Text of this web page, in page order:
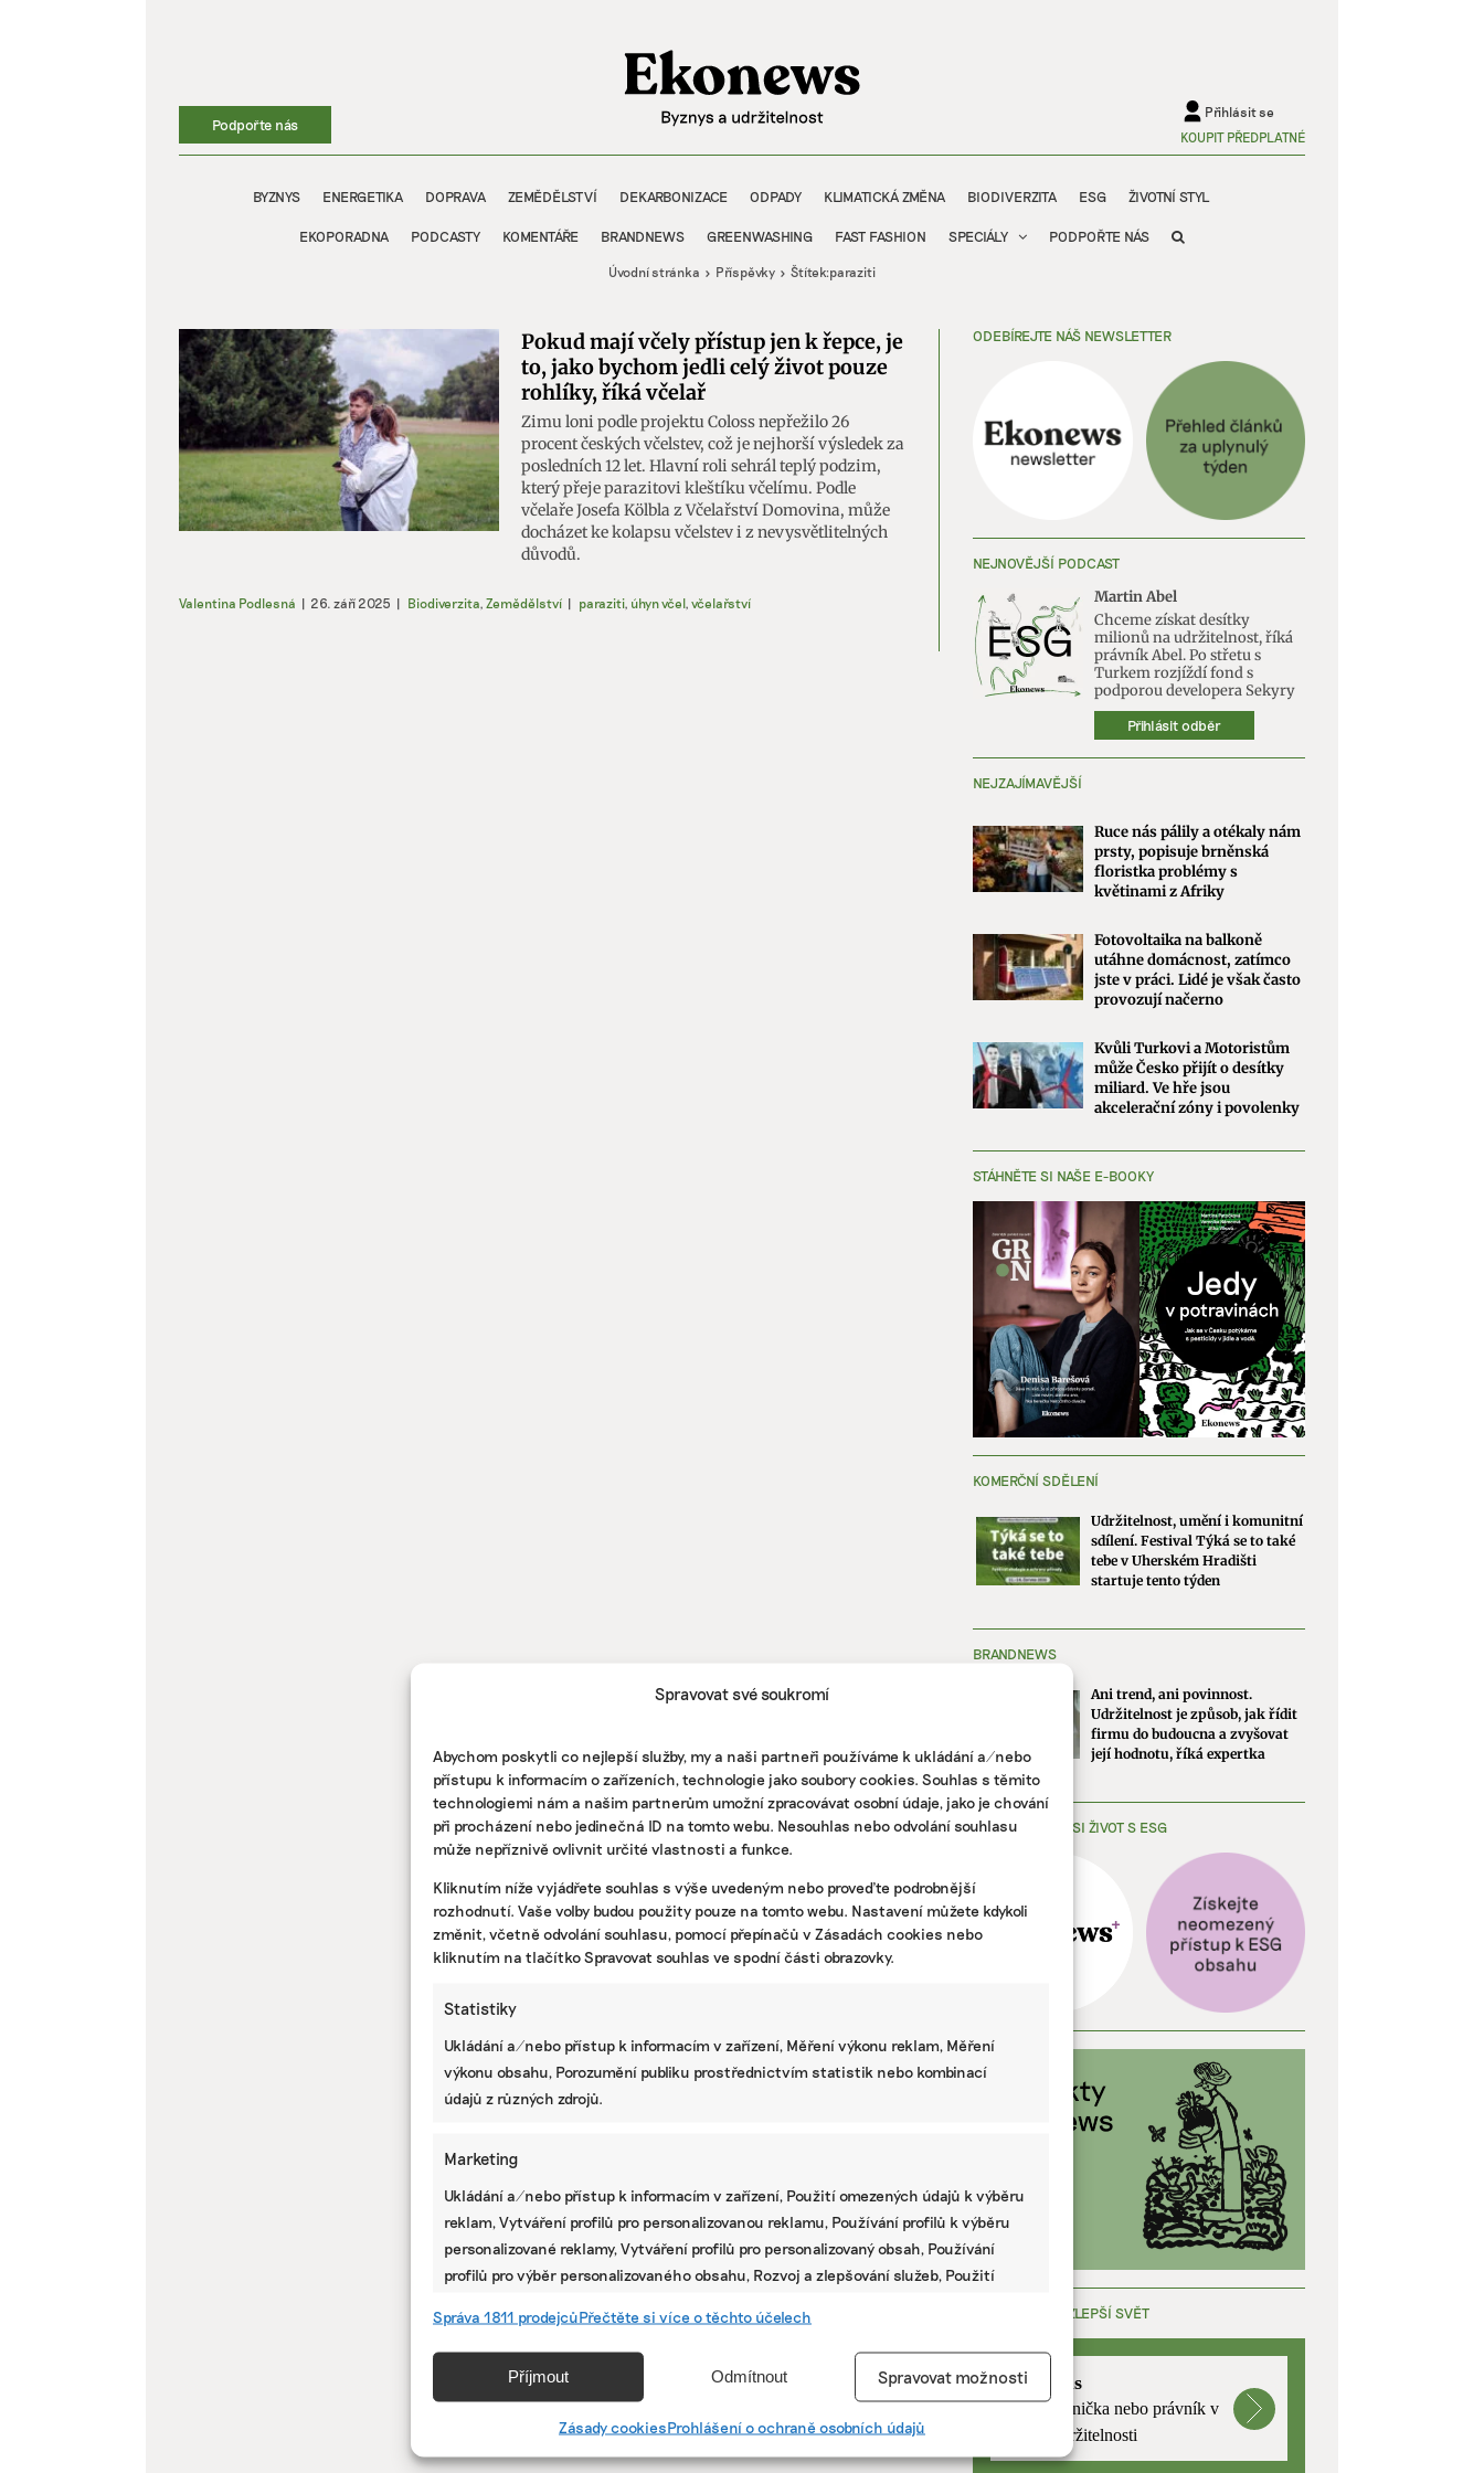
Spravovat své soukromí
Abychom poskytli co nejlepší služby, my a naši partneři používáme k ukládání a/nebo
přístupu k informacím o zařízeních, technologie jako soubory cookies. Souhlas s těmito
technologiemi nám a našim partnerům umožní zpracovávat osobní údaje, jako je chování
při procházení nebo jedinečná ID na tomto webu. Nesouhlas nebo odvolání souhlasu
může nepříznivě ovlivnit určité vlastnosti a funkce.
Kliknutím níže vyjádřete souhlas s výše uvedeným nebo proveďte podrobnější
rozhodnutí. Vaše volby budou použity pouze na tomto webu. Nastavení můžete kdykoli
změnit, včetně odvolání souhlasu, pomocí přepínačů v Zásadách cookies nebo
kliknutím na tlačítko Spravovat souhlas ve spodní části obrazovky.
Statistiky
Ukládání a/nebo přístup k informacím v zařízení, Měření výkonu reklam, Měření
výkonu obsahu, Porozumění publiku prostřednictvím statistik nebo kombinací
údajů z různých zdrojů.
Marketing
Ukládání a/nebo přístup k informacím v zařízení, Použití omezených údajů k výběru
reklam, Vytváření profilů pro personalizovanou reklamu, Používání profilů k výběru
personalizované reklamy, Vytváření profilů pro personalizovaný obsah, Používání
profilů pro výběr personalizovaného obsahu, Rozvoj a zlepšování služeb, Použití
Přiřazování a kombinování údajů z jiných zdrojů údajů, Propojení různých
zařízení, Identifikace zařízení na základě automaticky přenášených
Správa 1811 prodejcůPřečtěte si více o těchto účelech
Příjmout Odmítnout Spravovat možnosti
Zásady cookiesProhlášení o ochraně osobních údajů
Podpořte nás
Přihlásit se
KOUPIT PŘEDPLATNÉ
BYZNYS ENERGETIKA DOPRAVA ZEMĚDĚLSTVÍ DEKARBONIZACE ODPADY KLIMATICKÁ ZMĚNA BIODIVERZITA ESG ŽIVOTNÍ STYL
EKOPORADNA PODCASTY KOMENTÁŘE BRANDNEWS GREENWASHING FAST FASHION SPECIÁLY PODPOŘTE NÁS
Úvodní stránka Příspěvky Štítek:paraziti
Pokud mají včely přístup jen k řepce, je
to, jako bychom jedli celý život pouze
rohlíky, říká včelař
Zimu loni podle projektu Coloss nepřežilo 26
procent českých včelstev, což je nejhorší výsledek za
posledních 12 let. Hlavní roli sehrál teplý podzim,
který přeje parazitovi kleštíku včelímu. Podle
včelaře Josefa Kölbla z Včelařství Domovina, může
docházet ke kolapsu včelstev i z nevysvětlitelných
důvodů.
Valentina Podlesná | 26. září 2025 | Biodiverzita, Zemědělství | paraziti, úhyn včel, včelařství
ODEBÍREJTE NÁŠ NEWSLETTER
NEJNOVĚJŠÍ PODCAST
Martin Abel
Chceme získat desítky
milionů na udržitelnost, říká
právník Abel. Po střetu s
Turkem rozjíždí fond s
podporou developera Sekyry
Přihlásit odběr
NEJZAJÍMAVĚJŠÍ
Ruce nás pálily a otékaly nám
prsty, popisuje brněnská
floristka problémy s
květinami z Afriky
Fotovoltaika na balkoně
utáhne domácnost, zatímco
jste v práci. Lidé je však často
provozují načerno
Kvůli Turkovi a Motoristům
může Česko přijít o desítky
miliard. Ve hře jsou
akcelerační zóny i povolenky
STÁHNĚTE SI NAŠE E-BOOKY
KOMERČNÍ SDĚLENÍ
Udržitelnost, umění i komunitní
sdílení. Festival Týká se to také
tebe v Uherském Hradišti
startuje tento týden
BRANDNEWS
Ani trend, ani povinnost.
Udržitelnost je způsob, jak řídit
firmu do budoucna a zvyšovat
její hodnotu, říká expertka
ZJEDNODUŠTE SI ŽIVOT S ESG
PRÁCE, KTERÁ ZLEPŠÍ SVĚT
mutualus
Stáž: právnička nebo právník v
oblasti udržitelnosti